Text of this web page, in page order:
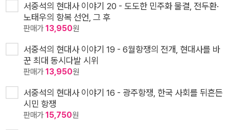
서중석의 현대사 이야기 20 - 도도한 민주화 물결, 전두환·
노태우의 항복 선언, 그 후
판매가13,950원
서중석의 현대사 이야기 19 - 6월항쟁의 전개, 현대사를 바
꾼 최대 동시다발 시위
판매가13,950원
서중석의 현대사 이야기 16 - 광주항쟁, 한국 사회를 뒤흔든
시민 항쟁
판매가15,750원